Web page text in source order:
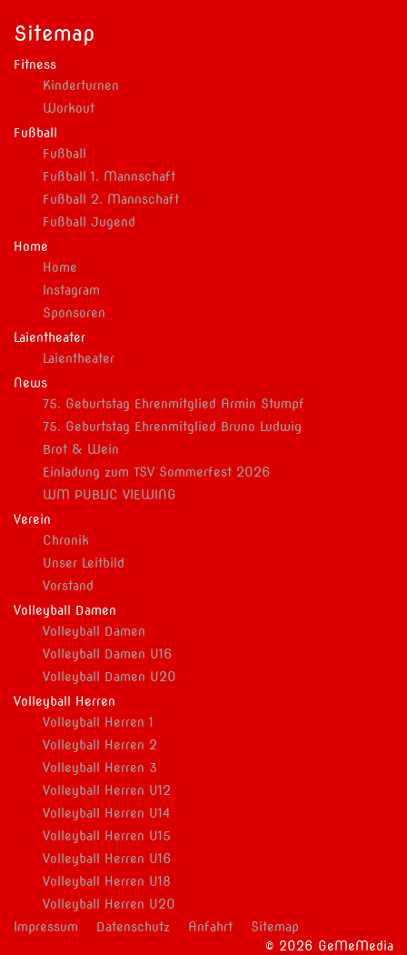
Sitemap
Fitness
Kinderturnen
Workout
Fußball
Fußball
Fußball 1. Mannschaft
Fußball 2. Mannschaft
Fußball Jugend
Home
Home
Instagram
Sponsoren
Laientheater
Laientheater
News
75. Geburtstag Ehrenmitglied Armin Stumpf
75. Geburtstag Ehrenmitglied Bruno Ludwig
Brot & Wein
Einladung zum TSV Sommerfest 2026
WM PUBLIC VIEWING
Verein
Chronik
Unser Leitbild
Vorstand
Volleyball Damen
Volleyball Damen
Volleyball Damen U16
Volleyball Damen U20
Volleyball Herren
Volleyball Herren 1
Volleyball Herren 2
Volleyball Herren 3
Volleyball Herren U12
Volleyball Herren U14
Volleyball Herren U15
Volleyball Herren U16
Volleyball Herren U18
Volleyball Herren U20
Impressum
Datenschutz Anfahrt
Sitemap
© 2026 GeMeMedia